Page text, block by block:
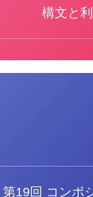
構文と
第19回 コンポ